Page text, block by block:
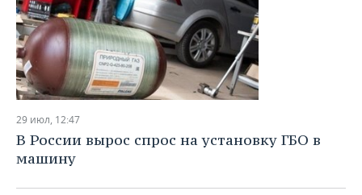
29 июл, 12:47
В России вырос спрос на установку ГБО в
машину